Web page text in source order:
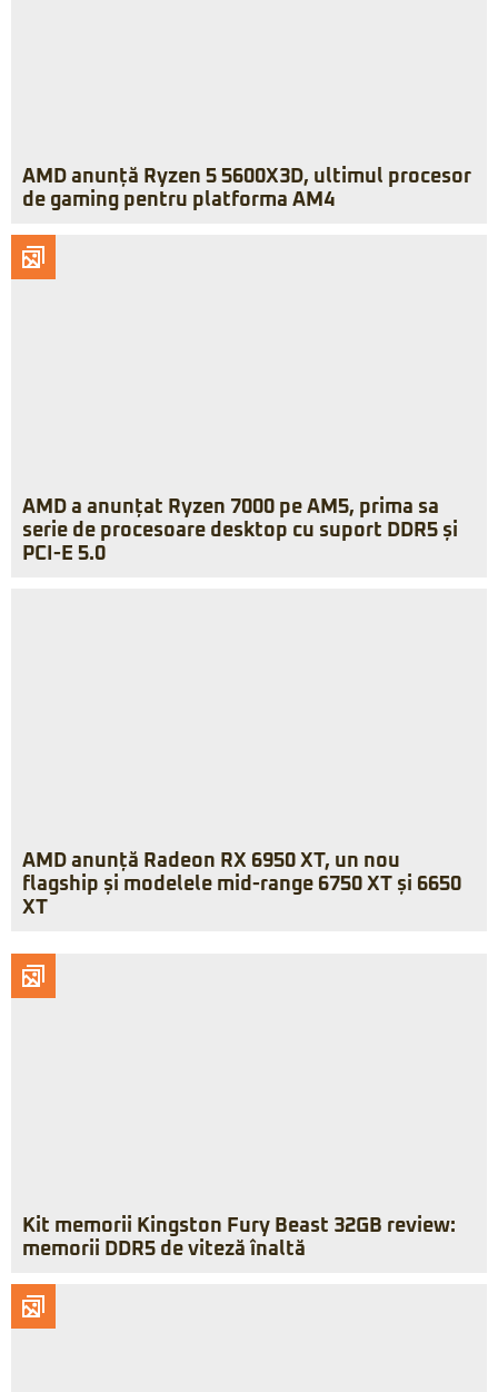
AMD anunță Ryzen 5 5600X3D, ultimul procesor
de gaming pentru platforma AM4
AMD a anunțat Ryzen 7000 pe AM5, prima sa
serie de procesoare desktop cu suport DDR5 și
PCI-E 5.0
AMD anunță Radeon RX 6950 XT, un nou
flagship și modelele mid-range 6750 XT și 6650
XT
Kit memorii Kingston Fury Beast 32GB review:
memorii DDR5 de viteză înaltă